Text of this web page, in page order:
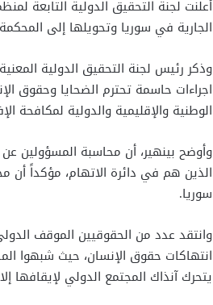
أعلنت لجنة التحقيق الدولية التابعة
الجارية في سوريا وتحويلها إلى
وذكر رئيس لجنة التحقيق الدولية
اجراءات حاسمة تحترم الضحايا وحقوق
الوطنية والإقليمية والدولية لمكافحة
وأوضح بينهير، أن محاسبة المسؤولين
الذين هم في دائرة الاتهام، مؤكداً أن
سوريا.
وانتقد عدد من الحقوقيين الموقف
انتهاكات حقوق الإنسان، حيث شبهوا
يتحرك آنذاك المجتمع الدولي لإيقافها